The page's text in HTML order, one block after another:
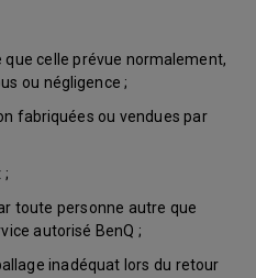
celle prévue normalement,
ou négligence ;
fabriquées ou vendues par
;
toute personne autre que
autorisé BenQ ;
inadéquat lors du retour